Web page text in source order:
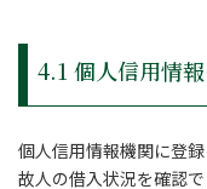
4.1 個人信用情
個人信用情報機関に登
故人の借入状況を確認